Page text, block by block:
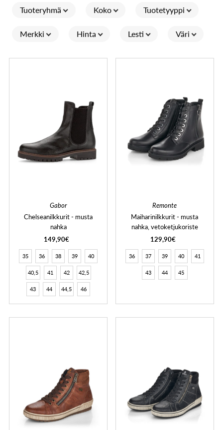
Tuoteryhmä Koko Tuotetyyppi
Merkki Hinta Lesti Väri
Gabor
Chelseanilkkurit - musta
nahka
149,90€
35 36 38 39 40
40,5 41 42 42,5
43 44 44,5 46
Remonte
Maiharinilkkurit - musta
nahka, vetoketjukoriste
129,90€
36 37 39 40 41
43 44 45